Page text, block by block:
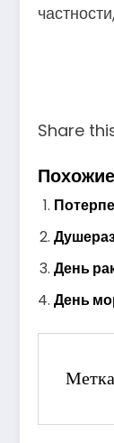
Share
День
День
Метка